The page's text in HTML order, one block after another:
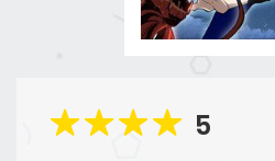
5